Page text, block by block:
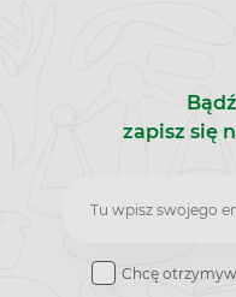
zapisz się
Zapisz
do
Chcę